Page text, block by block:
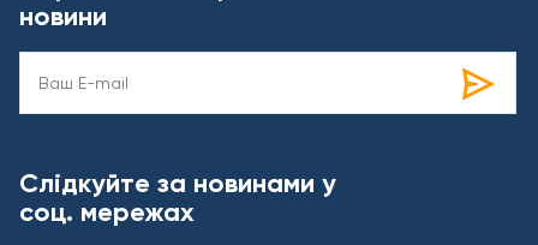
новини
Слідкуйте за новинами у
соц. мережах